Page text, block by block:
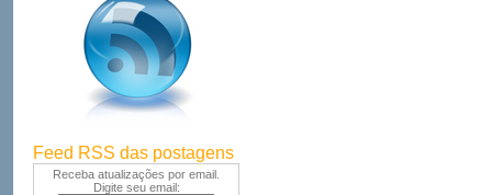
Feed RSS das postagens
Receba atualizações por email.
Digite seu email: